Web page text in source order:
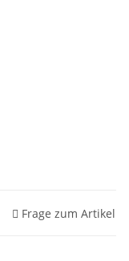
Frage zum Artikel